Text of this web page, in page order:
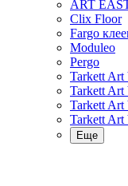
ART
Clix Floor
Fargo
Moduleo
Pergo
Tarkett
Tarkett
Tarkett
Tarkett
Еще